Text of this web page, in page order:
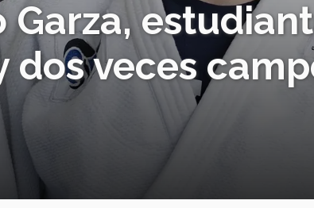
Garza,
dos veces